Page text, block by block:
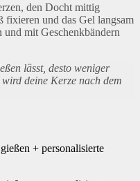
den Docht mittig
fixieren und das Gel langsam
mit Geschenkbändern
lässt, desto weniger
deine Kerze nach dem